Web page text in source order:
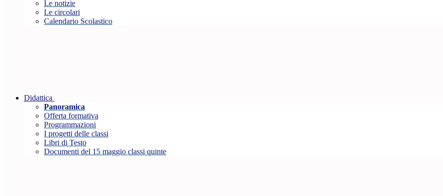
Le notizie
Le circolari
Calendario Scolastico
Didattica
Panoramica
Offerta formativa
Programmazioni
I progetti delle classi
Libri di Testo
Documenti del 15 maggio classi quinte